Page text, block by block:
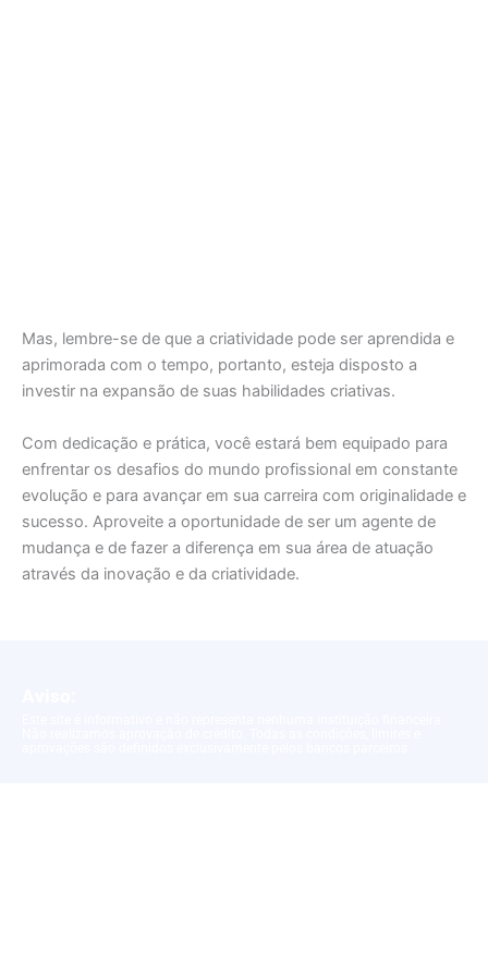
Mas, lembre-se de que a criatividade pode ser aprendida e
aprimorada com o tempo, portanto, esteja disposto a
investir na expansão de suas habilidades criativas.
Com dedicação e prática, você estará bem equipado para
enfrentar os desafios do mundo profissional em constante
evolução e para avançar em sua carreira com originalidade e
sucesso. Aproveite a oportunidade de ser um agente de
mudança e de fazer a diferença em sua área de atuação
através da inovação e da criatividade.